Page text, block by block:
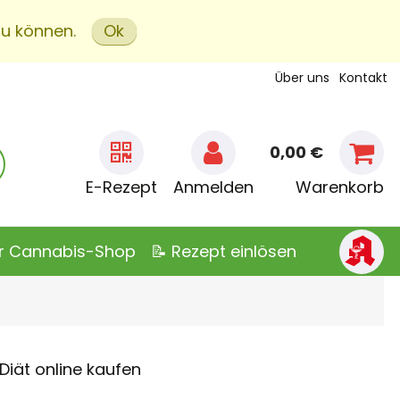
können. Ok
Über uns Kontakt
E-Rezept Anmelden
0,00 €
Warenkorb
Cannabis-Shop 📝 Rezept einlösen
online kaufen